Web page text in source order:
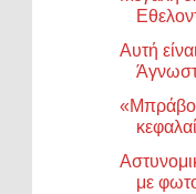
Αυτή
«Μπράβο
με